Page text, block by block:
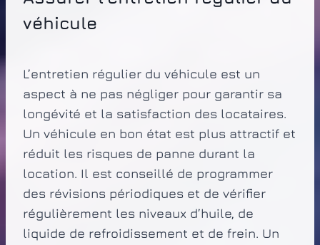
véhicule
L’entretien régulier du véhicule est un
aspect à ne pas négliger pour garantir sa
longévité et la satisfaction des locataires.
Un véhicule en bon état est plus attractif et
réduit les risques de panne durant la
location. Il est conseillé de programmer
des révisions périodiques et de vérifier
régulièrement les niveaux d’huile, de
liquide de refroidissement et de frein. Un